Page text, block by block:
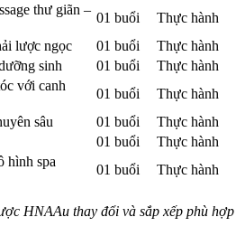
thư giãn –
01 buổi
Thực hành
lược ngọc 01 buổi
Thực hành
sinh 01 buổi
Thực hành
với canh
01 buổi
Thực hành
sâu 01 buổi
Thực hành
01 buổi
Thực hành
hình spa
01 buổi Thực hành
HNAAu thay đổi và sắp xếp phù hợp